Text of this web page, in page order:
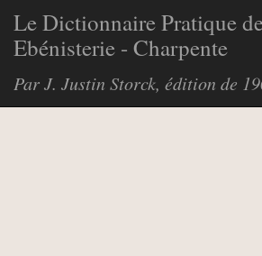
Le Dictionnaire Pratique
Ebénisterie - Charpente
Par J. Justin Storck, édition de